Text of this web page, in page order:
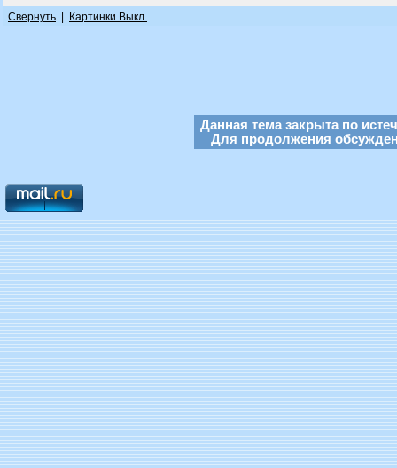
Свернуть Картинки Выкл.
Данная тема закрыта по
Для продолжения